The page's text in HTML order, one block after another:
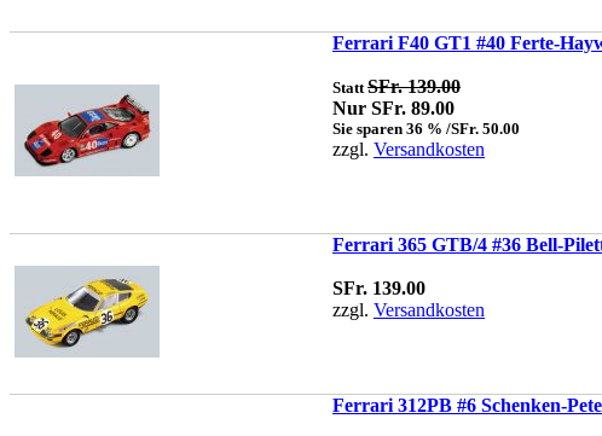
Ferrari F40 GT1 #40 Ferte-
Statt SFr. 139.00
Nur SFr. 89.00
Sie sparen 36 % /SFr. 50.00
zzgl. Versandkosten
Ferrari 365 GTB/4 #36 Bell-
SFr. 139.00
zzgl. Versandkosten
Ferrari 312PB #6 Schenken-